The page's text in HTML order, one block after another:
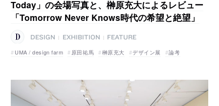
Today」の会場写真と、榊原充大によるレビュー
「Tomorrow Never Knows時代の希望と絶望」
DESIGN EXHIBITION
FEATURE
UMA / design farm
原田祐馬 榊原充大 デザイン展 論考